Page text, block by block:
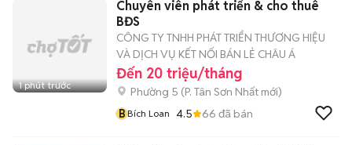
1 phút trước
Chuyên viên phát triển & cho thuê
BĐS
CÔNG TY TNHH PHÁT TRIỂN THƯƠNG HIỆU
VÀ DỊCH VỤ KẾT NỐI BÁN LẺ CHÂU Á
Đến 20 triệu/tháng
Phường 5 (P. Tân Sơn Nhất mới)
BBích Loan 4.5 66 đã bán